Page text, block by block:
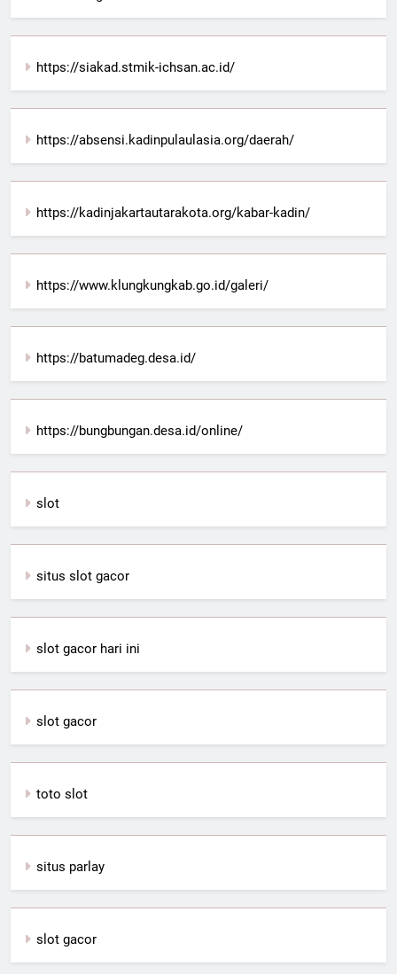
https://siakad.stmik-ichsan.ac.id/
https://absensi.kadinpulaulasia.org/daerah/
https://kadinjakartautarakota.org/kabar-kadin/
https://www.klungkungkab.go.id/galeri/
https://batumadeg.desa.id/
https://bungbungan.desa.id/online/
slot
situs slot gacor
slot gacor hari ini
slot gacor
toto slot
situs parlay
slot gacor